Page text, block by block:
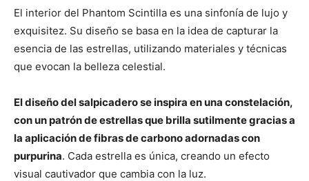
El interior del Phantom Scintilla es una sinfonía de lujo y
exquisitez. Su diseño se basa en la idea de capturar la
esencia de las estrellas, utilizando materiales y técnicas
que evocan la belleza celestial.
El diseño del salpicadero se inspira en una constelación,
con un patrón de estrellas que brilla sutilmente gracias a
la aplicación de fibras de carbono adornadas con
purpurina. Cada estrella es única, creando un efecto
visual cautivador que cambia con la luz.